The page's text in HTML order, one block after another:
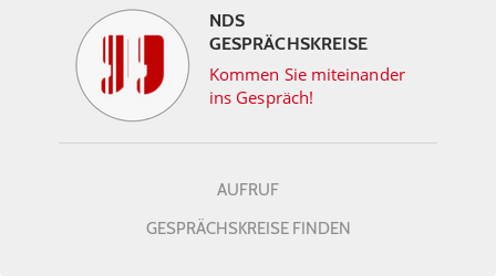
NDS
GESPRÄCHSKREISE
Kommen Sie miteinander
ins Gespräch!
AUFRUF
GESPRÄCHSKREISE FINDEN